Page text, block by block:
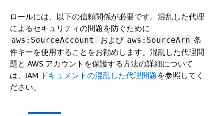
ロールには、以下の信頼関係が必要です。混乱した代理
によるセキュリティの問題を防ぐために
aws:SourceAccount および aws:SourceArn 条
件キーを使用することをお勧めします。混乱した代理問
題と AWS アカウントを保護する方法の詳細について
は、IAM ドキュメントの混乱した代理問題を参照してく
ださい。